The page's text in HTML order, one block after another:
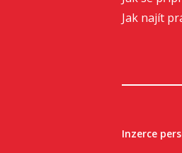
Jak najít
Inzerce